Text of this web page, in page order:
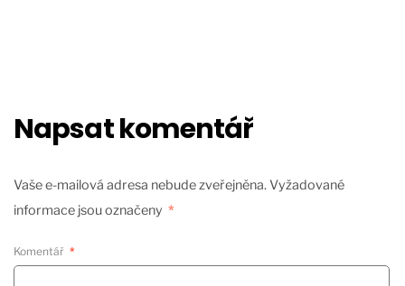
Napsat komentář
Vaše e-mailová adresa nebude zveřejněna.Vyžadované
informace jsou označeny *
Komentář *